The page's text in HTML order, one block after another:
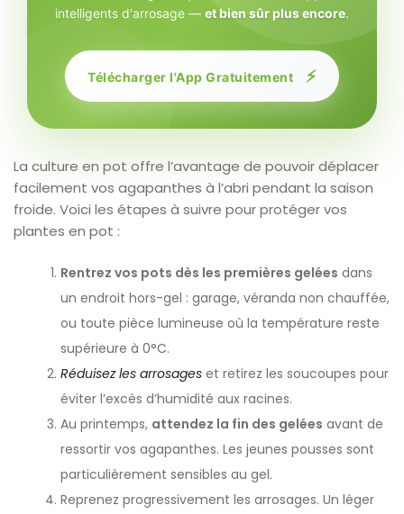
intelligents d'arrosage — et bien sûr plus encore.
Télécharger l'App Gratuitement ⚡
La culture en pot offre l’avantage de pouvoir déplacer
facilement vos agapanthes à l’abri pendant la saison
froide. Voici les étapes à suivre pour protéger vos
plantes en pot :
Rentrez vos pots dès les premières gelées dans
un endroit hors-gel : garage, véranda non chauffée,
ou toute pièce lumineuse où la température reste
supérieure à 0°C.
Réduisez les arrosages et retirez les soucoupes pour
éviter l’excès d’humidité aux racines.
Au printemps, attendez la fin des gelées avant de
ressortir vos agapanthes. Les jeunes pousses sont
particulièrement sensibles au gel.
Reprenez progressivement les arrosages. Un léger